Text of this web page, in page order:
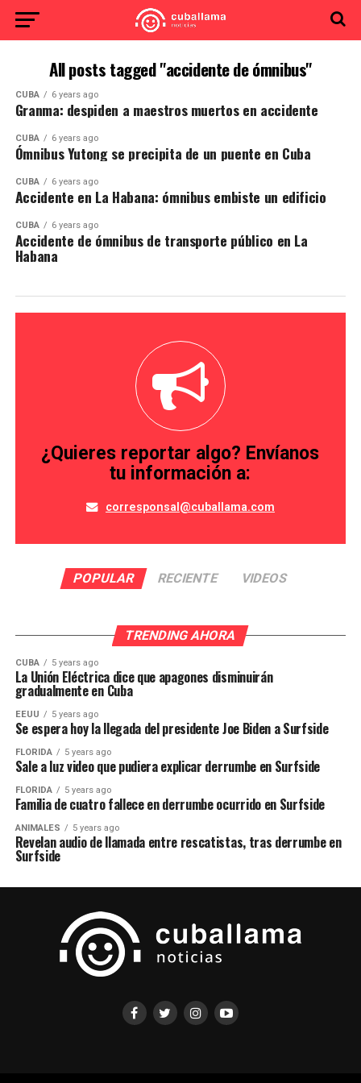
All posts tagged "accidente de ómnibus"
CUBA 6 years ago
Granma: despiden a maestros muertos en accidente
CUBA 6 years ago
Ómnibus Yutong se precipita de un puente en Cuba
CUBA 6 years ago
Accidente en La Habana: ómnibus embiste un edificio
CUBA 6 years ago
Accidente de ómnibus de transporte público en La
Habana
¿Quieres reportar algo? Envíanos
tu información a:
corresponsal@cuballama.com
POPULAR RECIENTE VIDEOS
TRENDING AHORA
CUBA 5 years ago
La Unión Eléctrica dice que apagones disminuirán
gradualmente en Cuba
EEUU 5 years ago
Se espera hoy la llegada del presidente Joe Biden a Surfside
FLORIDA 5 years ago
Sale a luz video que pudiera explicar derrumbe en Surfside
FLORIDA 5 years ago
Familia de cuatro fallece en derrumbe ocurrido en Surfside
ANIMALES 5 years ago
Revelan audio de llamada entre rescatistas, tras derrumbe en
Surfside